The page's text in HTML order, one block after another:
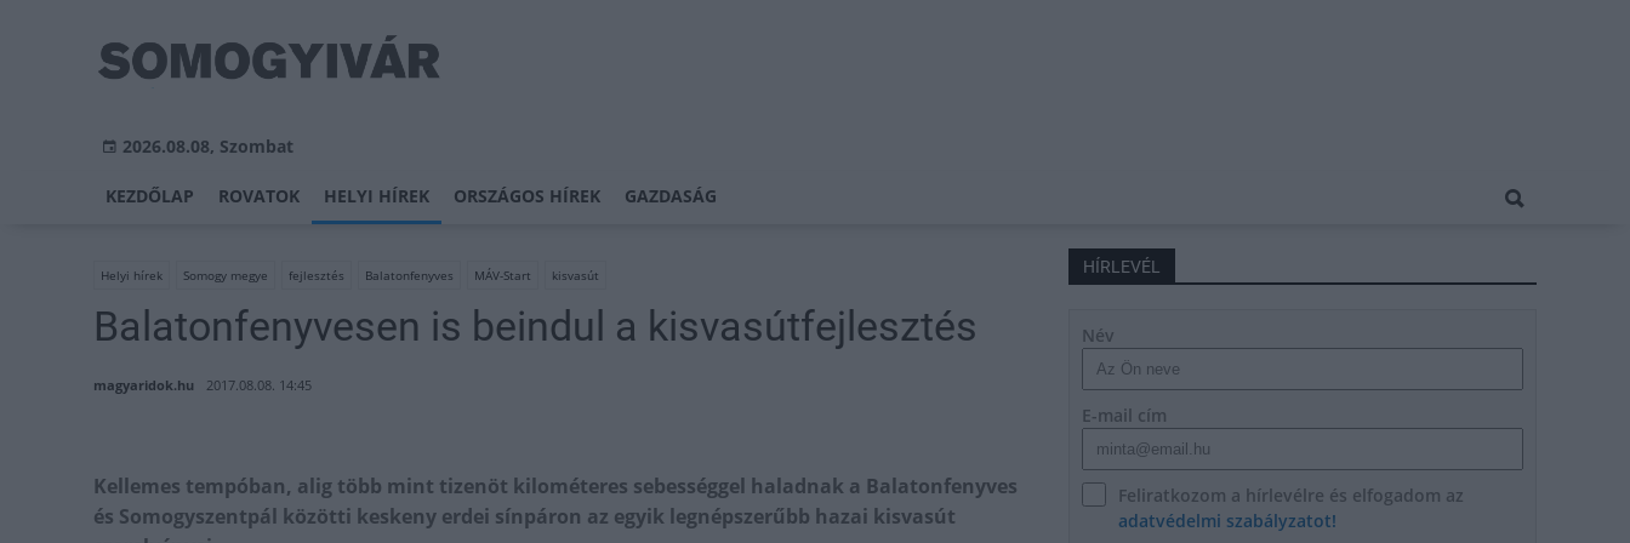
2026.08.08, Szombat
KEZDŐLAP ROVATOK HELYI HÍREK ORSZÁGOS HÍREK GAZDASÁG
Helyi hírek Somogy megye fejlesztés Balatonfenyves MÁV-Start kisvasút
Balatonfenyvesen is beindul a kisvasútfejlesztés
magyaridok.hu 2017.08.08. 14:45
Kellemes tempóban, alig több mint tizenöt kilométeres sebességgel haladnak a Balatonfenyves
és Somogyszentpál közötti keskeny erdei sínpáron az egyik legnépszerűbb hazai kisvasút
HÍRLEVÉL
Név
E-mail cím
Feliratkozom a hírlevélre és elfogadom az
adatvédelmi szabályzatot!